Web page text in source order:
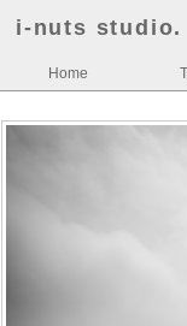
i-nuts studio.
Home